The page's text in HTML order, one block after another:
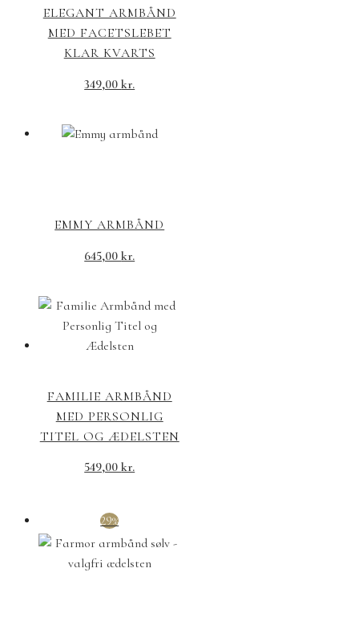
ELEGANT ARMBÅND
MED FACETSLEBET
KLAR KVARTS
349,00kr.
EMMY ARMBÅND
645,00kr.
FAMILIE ARMBÅND
MED PERSONLIG
TITEL OG ÆDELSTEN
549,00kr.
29%